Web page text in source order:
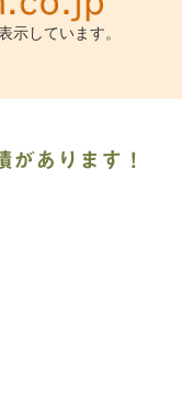
示しています。
があります！